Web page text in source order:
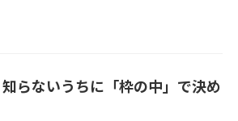
らないうちに「枠の中」で決め